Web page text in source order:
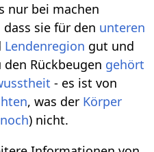
nur bei machen
dass sie für den unteren
Lendenregion gut und
den Rückbeugen gehört
- es ist von
, was der Körper
noch) nicht.